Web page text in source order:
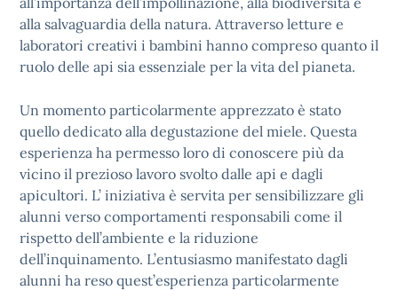
alla salvaguardia della natura. Attraverso letture e
laboratori creativi i bambini hanno compreso quanto il
ruolo delle api sia essenziale per la vita del pianeta.
Un momento particolarmente apprezzato è stato
quello dedicato alla degustazione del miele. Questa
esperienza ha permesso loro di conoscere più da
vicino il prezioso lavoro svolto dalle api e dagli
apicultori. L’ iniziativa è servita per sensibilizzare gli
alunni verso comportamenti responsabili come il
rispetto dell’ambiente e la riduzione
dell’inquinamento. L’entusiasmo manifestato dagli
alunni ha reso quest’esperienza particolarmente